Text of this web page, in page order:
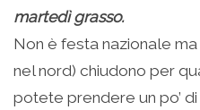
martedì grasso.
Non è festa nazionale
nel nord) chiudono per
potete prendere un po’